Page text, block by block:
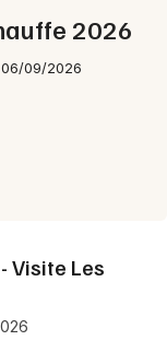
2026
09/2026
Visite Les